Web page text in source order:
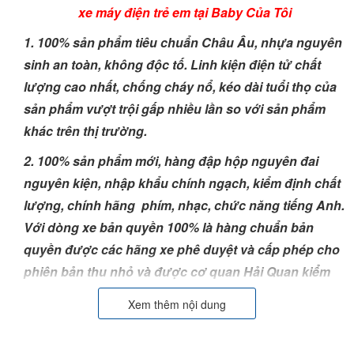
xe máy điện trẻ em tại Baby Của Tôi
1. 100% sản phẩm tiêu chuẩn Châu Âu, nhựa nguyên
sinh an toàn, không độc tố. Linh kiện điện tử chất
lượng cao nhất, chống cháy nổ, kéo dài tuổi thọ của
sản phẩm vượt trội gấp nhiều lần so với sản phẩm
khác trên thị trường.
2. 100% sản phẩm mới, hàng đập hộp nguyên đai
nguyên kiện, nhập khẩu chính ngạch, kiểm định chất
lượng, chính hãng phím, nhạc, chức năng tiếng Anh.
Với dòng xe bản quyền 100% là hàng chuẩn bản
quyền được các hãng xe phê duyệt và cấp phép cho
phiên bản thu nhỏ và được cơ quan Hải Quan kiểm
duyệt hồ sơ.
3. Bảo hành điện tử 24 tháng trên toàn quốc, bảo trì
Xem thêm nội dung